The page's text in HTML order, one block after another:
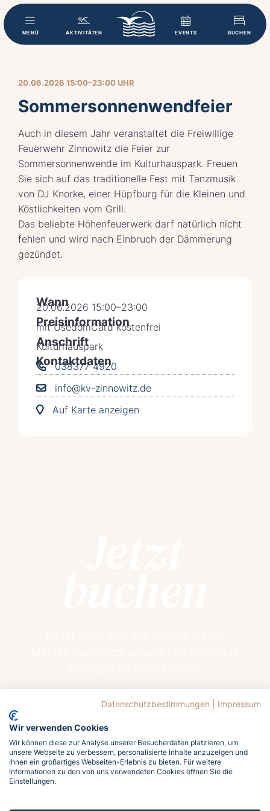
MENÜ AKTIVITÄTEN EVENTS BUCHEN
20.06.2026 15:00–23:00 UHR
Sommersonnenwendfeier
Auch in diesem Jahr veranstaltet die Freiwillige
Feuerwehr Zinnowitz die Feier zur
Sommersonnenwende im Kulturhauspark. Freuen
Sie sich auf das traditionelle Fest mit Tanzmusik
von DJ Knorke, einer Hüpfburg für die Kleinen und
Köstlichkeiten vom Grill.
Das beliebte Höhenfeuerwerk darf natürlich nicht
fehlen und wird nach Einbruch der Dämmerung
gezündet.
Wann
20.06.2026 15:00–23:00
Preisinformation
mit UsedomCard kostenfrei
Anschrift
Kulturhauspark
Kontaktdaten
038377 4920
info@kv-zinnowitz.de
Auf Karte anzeigen
Jetzt buchen
12.6°C
Datenschutzbestimmungen Impressum
Wir verwenden Cookies
Wir können diese zur Analyse unserer Besucherdaten platzieren, um
unsere Webseite zu verbessern, personalisierte Inhalte anzuzeigen und
Ihnen ein großartiges Webseiten-Erlebnis zu bieten. Für weitere
Informationen zu den von uns verwendeten Cookies öffnen Sie die
Einstellungen.